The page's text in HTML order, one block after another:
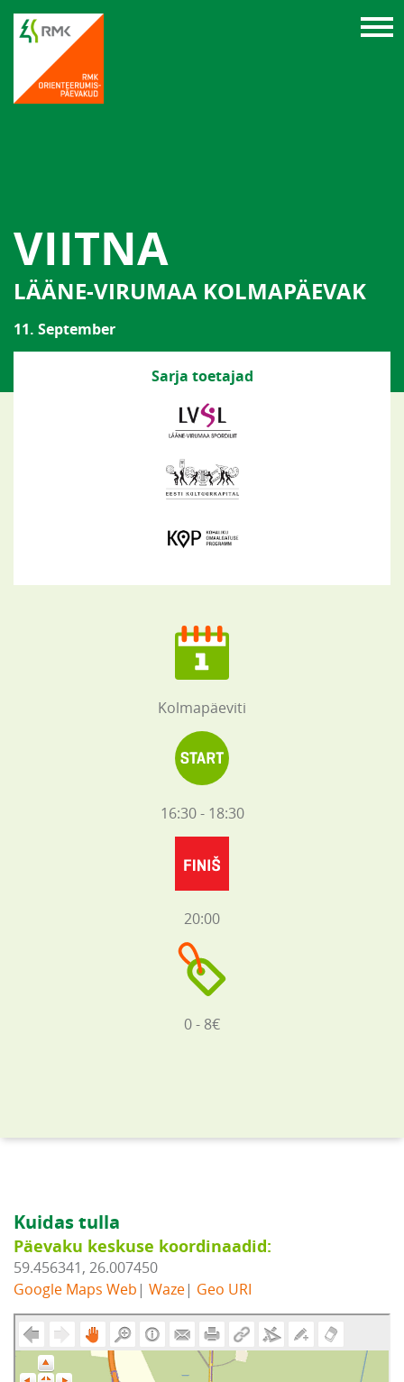
VIITNA
LÄÄNE-VIRUMAA KOLMAPÄEVAK
11. September
Sarja toetajad
Kolmapäeviti
16:30 - 18:30
20:00
0 - 8€
Kuidas tulla
Päevaku keskuse koordinaadid:
59.456341, 26.007450
Google Maps Web | Waze| Geo URI